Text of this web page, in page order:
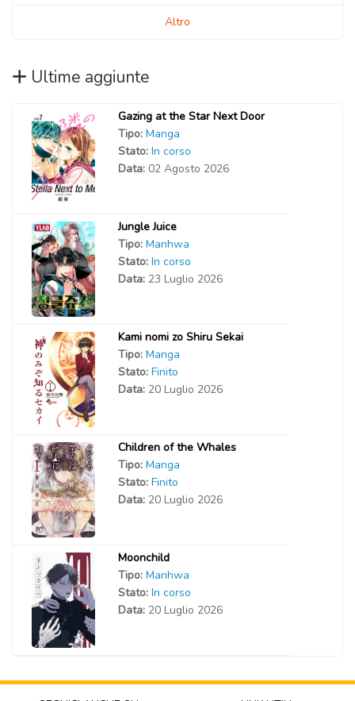
Altro
Ultime aggiunte
Gazing at the Star Next Door
Tipo: Manga
Stato: In corso
Data: 02 Agosto 2026
Jungle Juice
Tipo: Manhwa
Stato: In corso
Data: 23 Luglio 2026
Kami nomi zo Shiru Sekai
Tipo: Manga
Stato: Finito
Data: 20 Luglio 2026
Children of the Whales
Tipo: Manga
Stato: Finito
Data: 20 Luglio 2026
Moonchild
Tipo: Manhwa
Stato: In corso
Data: 20 Luglio 2026